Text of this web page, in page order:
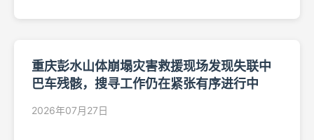
重庆彭水山体崩塌灾害救援现场发现失联中
巴车残骸，搜寻工作仍在紧张有序进行中
2026年07月27日